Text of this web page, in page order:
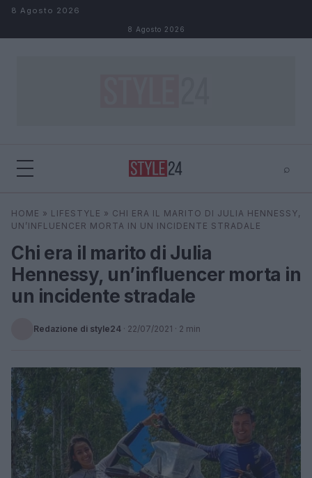
Salta al contenuto
8 Agosto 2026
8 Agosto 2026
⌕
Cerca ⌕ ×
HOME » LIFESTYLE » CHI ERA IL MARITO DI JULIA HENNESSY,
UN’INFLUENCER MORTA IN UN INCIDENTE STRADALE
Chi era il marito di Julia
Hennessy, un’influencer morta in
un incidente stradale
Redazione di style24 · 22/07/2021 · 2 min